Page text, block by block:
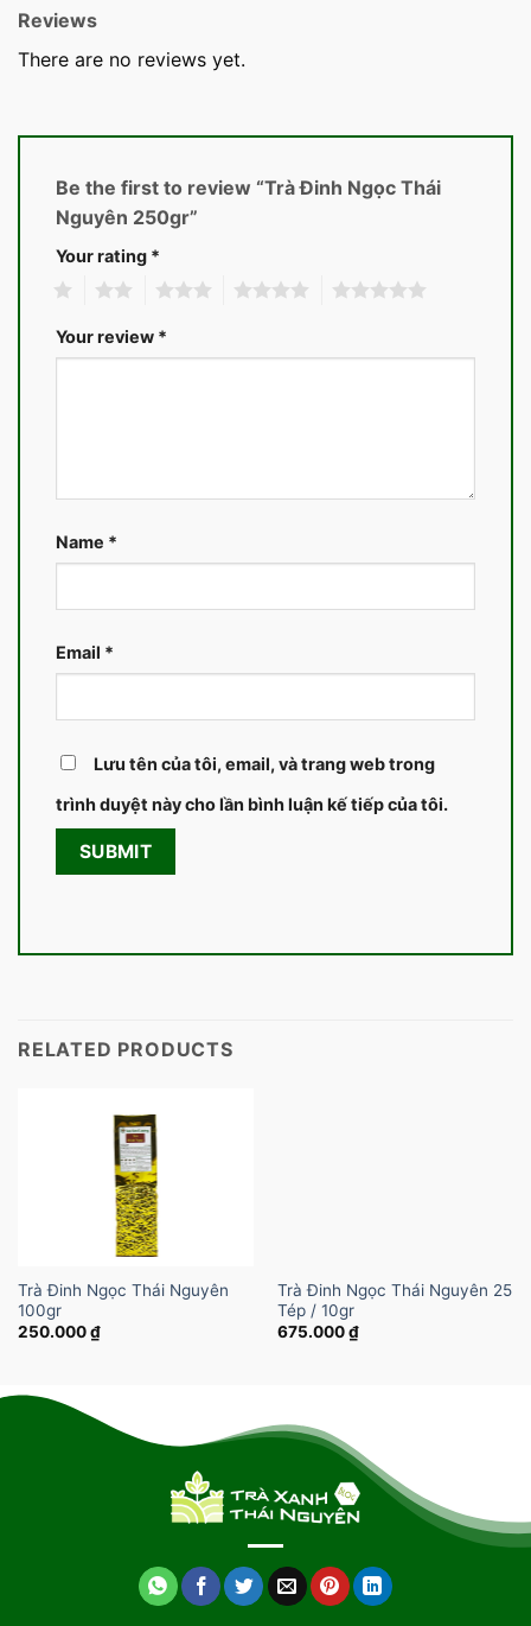
Reviews
There are no reviews yet.
Be the first to review “Trà Đinh Ngọc Thái
Nguyên 250gr”
Your rating *
Your review *
Name *
Email *
Lưu tên của tôi, email, và trang web trong
trình duyệt này cho lần bình luận kế tiếp của tôi.
RELATED PRODUCTS
Trà Đinh Ngọc Thái Nguyên
100gr
250.000₫
Trà Đinh Ngọc Thái Nguyên 25
Tép / 10gr
675.000₫